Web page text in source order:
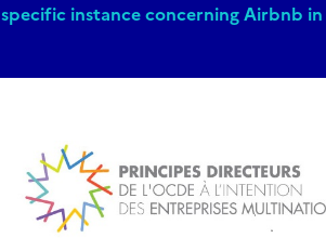
specific instance concerning Airbnb